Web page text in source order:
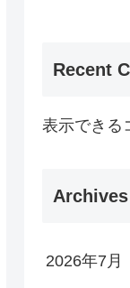
Recent
表示できる
Archives
2026年7月